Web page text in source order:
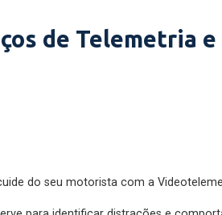
de Telemetria
do seu motorista com a
para identificar distrações e